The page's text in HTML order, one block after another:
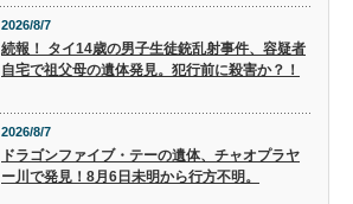
2026/8/7
続報！ タイ14歳の男子生徒銃乱射事件、容疑者
自宅で祖父母の遺体発見。犯行前に殺害か？！
2026/8/7
ドラゴンファイブ・テーの遺体、チャオプラヤ
ー川で発見！8月6日未明から行方不明。